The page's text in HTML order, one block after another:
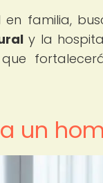
familia,
y la
un